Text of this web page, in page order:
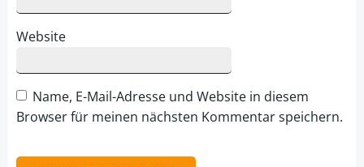
Website
Name, E-Mail-Adresse und Website in diesem
Browser für meinen nächsten Kommentar speichern.